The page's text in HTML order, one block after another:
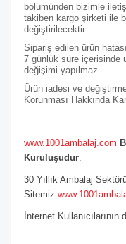
bölümünden bizimle
takiben kargo şirketi ile
değiştirilecektir.
Sipariş edilen ürün
7 günlük süre içerisinde
değişimi yapılmaz.
Ürün iadesi ve
Korunması Hakkında
www.1001ambalaj.com
Kuruluşudur
30 Yıllık Ambalaj
Sitemiz
İnternet